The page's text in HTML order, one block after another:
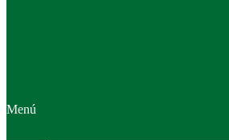
Menú